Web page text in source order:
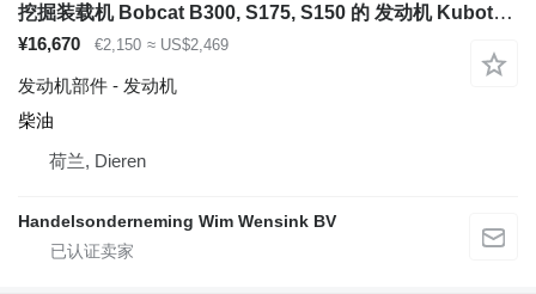
挖掘装载机 Bobcat B300, S175, S150 的 发动机 Kubota V2203
¥16,670 €2,150 ≈ US$2,469
发动机部件 - 发动机
柴油
荷兰, Dieren
Handelsonderneming Wim Wensink BV